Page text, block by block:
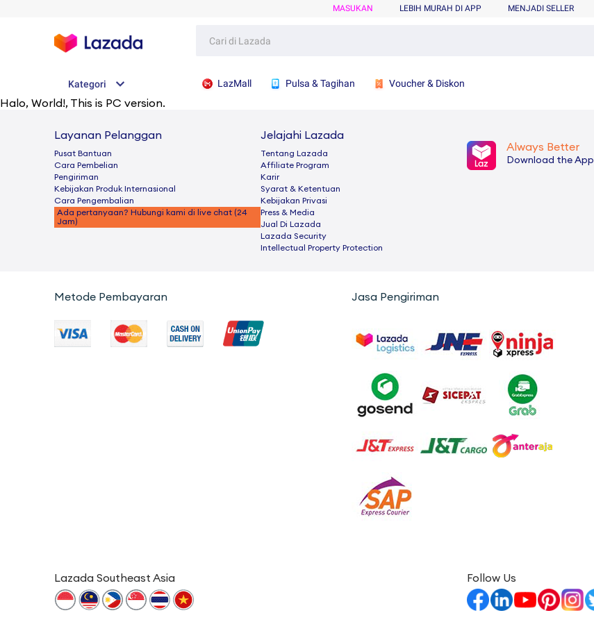
MASUKAN LEBIH MURAH DI APP MENJADI SELLER
Kategori LazMall Pulsa & Tagihan
Voucher & Diskon
Halo, World!, This is PC version.
Layanan Pelanggan
Pusat Bantuan
Cara Pembelian
Pengiriman
Kebijakan Produk Internasional
Cara Pengembalian
Ada pertanyaan? Hubungi kami di live chat (24
Jam)
Jelajahi Lazada
Tentang Lazada
Afﬁliate Program
Karir
Syarat & Ketentuan
Kebijakan Privasi
Press & Media
Jual Di Lazada
Lazada Security
Intellectual Property Protection
Always Better
Download the App
Metode Pembayaran Jasa Pengiriman
Lazada Southeast Asia Follow Us